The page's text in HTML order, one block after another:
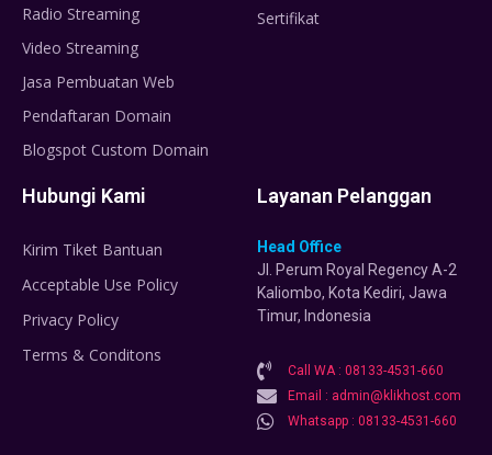
Radio Streaming
Video Streaming
Jasa Pembuatan Web
Pendaftaran Domain
Blogspot Custom Domain
Sertifikat
Hubungi Kami
Kirim Tiket Bantuan
Acceptable Use Policy
Privacy Policy
Terms & Conditons
Layanan Pelanggan
Head Office
Jl. Perum Royal Regency A-2
Kaliombo, Kota Kediri, Jawa
Timur, Indonesia
Call WA : 08133-4531-660
Email : admin@klikhost.com
Whatsapp : 08133-4531-660